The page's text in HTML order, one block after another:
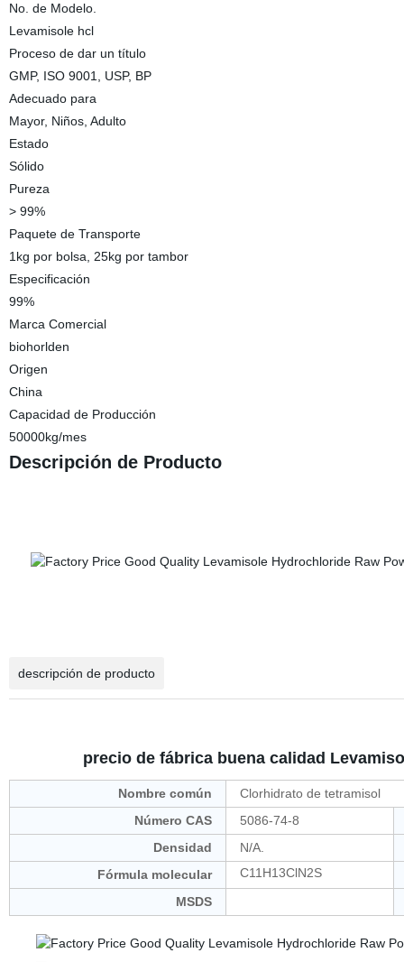
No. de Modelo.
Levamisole hcl
Proceso de dar un título
GMP, ISO 9001, USP, BP
Adecuado para
Mayor, Niños, Adulto
Estado
Sólido
Pureza
> 99%
Paquete de Transporte
1kg por bolsa, 25kg por tambor
Especificación
99%
Marca Comercial
biohorlden
Origen
China
Capacidad de Producción
50000kg/mes
Descripción de Producto
descripción de producto
precio de fábrica buena calidad
Nombre común
Clorhidrato de tetramisol
Número CAS
5086-74-8
Densidad
N/A.
Fórmula molecular
C11H13ClN2S
MSDS